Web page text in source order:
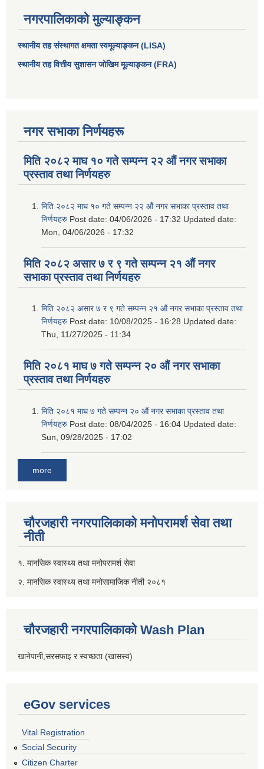
नगरपालिकाको मुल्याङ्कन
स्थानीय तह संस्थागत क्षमता स्वमूल्याङ्कन (LISA)
स्थानीय तह वित्तीय सुशासन जोखिम मूल्याङ्कन (FRA)
नगर सभाका निर्णयहरू
मिति २०८२ माघ १० गते सम्पन्न २२ औं नगर सभाका
प्रस्ताव तथा निर्णयहरु
मिति २०८२ माघ १० गते सम्पन्न २२ औं नगर सभाका प्रस्ताव तथा
निर्णयहरु Post date: 04/06/2026 - 17:32 Updated date:
Mon, 04/06/2026 - 17:32
मिति २०८२ असार ७ र ९ गते सम्पन्न २१ औं नगर
सभाका प्रस्ताव तथा निर्णयहरु
मिति २०८२ असार ७ र ९ गते सम्पन्न २१ औं नगर सभाका प्रस्ताव तथा
निर्णयहरु Post date: 10/08/2025 - 16:28 Updated date:
Thu, 11/27/2025 - 11:34
मिति २०८१ माघ ७ गते सम्पन्न २० औं नगर सभाका
प्रस्ताव तथा निर्णयहरु
मिति २०८१ माघ ७ गते सम्पन्न २० औं नगर सभाका प्रस्ताव तथा
निर्णयहरु Post date: 08/04/2025 - 16:04 Updated date:
Sun, 09/28/2025 - 17:02
more
चौरजहारी नगरपालिकाको मनोपरामर्श सेवा तथा
नीती
१. मानसिक स्वास्थ्य तथा मनोपरामर्श सेवा
२. मानसिक स्वास्थ्य तथा मनोसामाजिक नीती २०८१
चौरजहारी नगरपालिकाको Wash Plan
खानेपानी,सरसफाइ र स्वच्छता (खासस्व)
eGov services
Vital Registration
Social Security
Citizen Charter